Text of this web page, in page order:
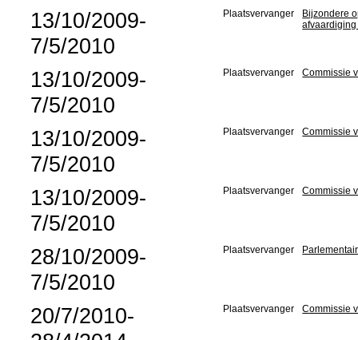
13/10/2009-
7/5/2010
Plaatsvervanger
Bijzondere
13/10/2009-
7/5/2010
Plaatsvervanger Commissie
13/10/2009-
7/5/2010
Plaatsvervanger Commissie
13/10/2009-
7/5/2010
Plaatsvervanger Commissie
28/10/2009-
7/5/2010
Plaatsvervanger
20/7/2010-
Plaatsvervanger Commissie